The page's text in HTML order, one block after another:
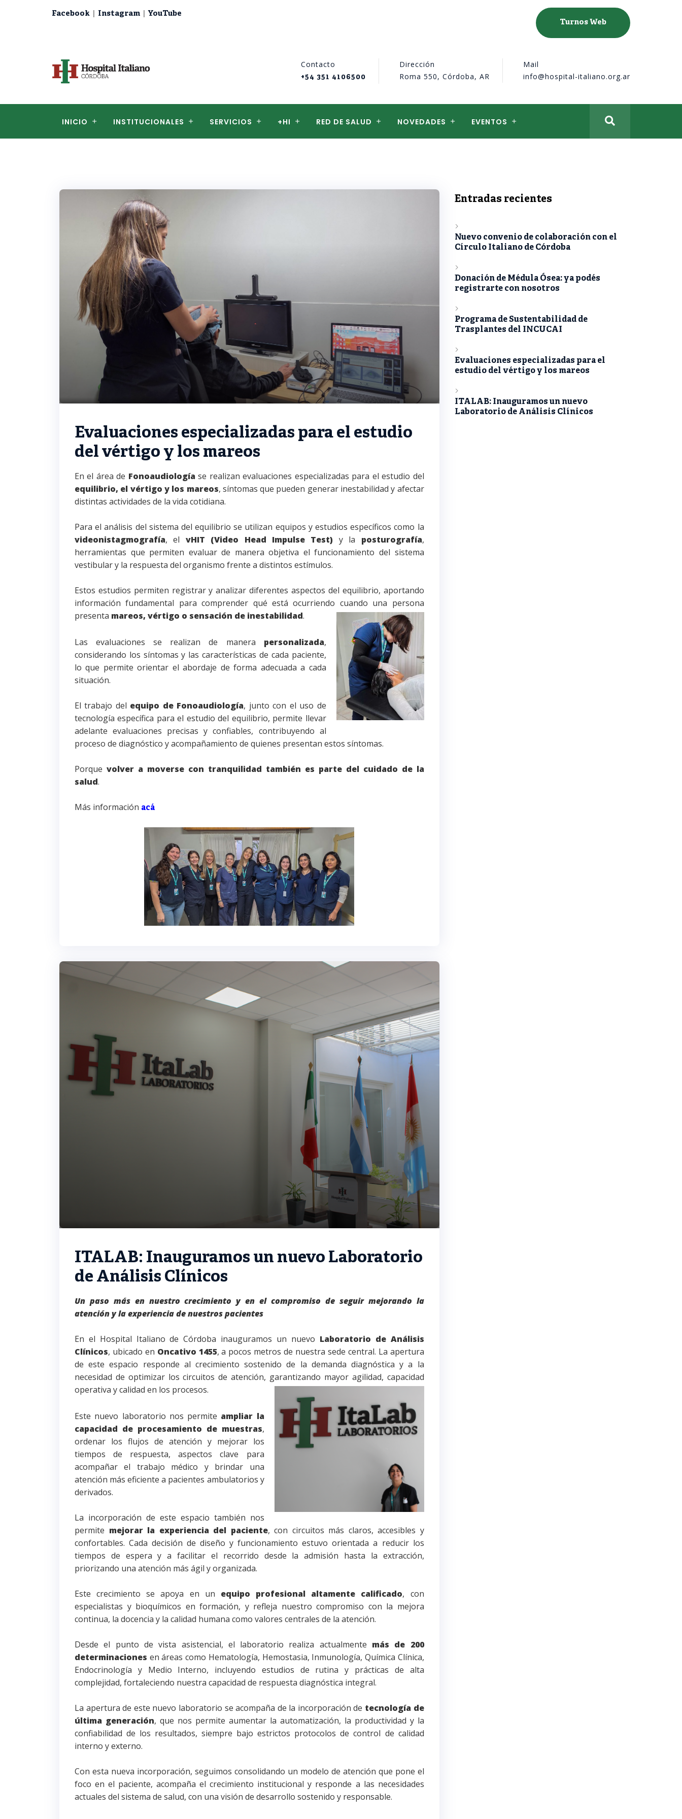
Facebook | Instagram |YouTube
Turnos Web
Contacto
+54 351 4106500
Dirección
Roma 550, Córdoba, AR
Mail
info@hospital-italiano.org.ar
INICIO INSTITUCIONALES SERVICIOS +HI RED DE SALUD NOVEDADES EVENTOS
Evaluaciones especializadas para el estudio
del vértigo y los mareos
En el área de Fonoaudiología se realizan evaluaciones especializadas para el estudio del
equilibrio, el vértigo y los mareos, síntomas que pueden generar inestabilidad y afectar
distintas actividades de la vida cotidiana.
Para el análisis del sistema del equilibrio se utilizan equipos y estudios específicos como la
videonistagmografía, el vHIT (Video Head Impulse Test) y la posturografía,
herramientas que permiten evaluar de manera objetiva el funcionamiento del sistema
vestibular y la respuesta del organismo frente a distintos estímulos.
Estos estudios permiten registrar y analizar diferentes aspectos del equilibrio, aportando
información fundamental para comprender qué está ocurriendo cuando una persona
presenta mareos, vértigo o sensación de inestabilidad.
Las evaluaciones se realizan de manera personalizada,
considerando los síntomas y las características de cada paciente,
lo que permite orientar el abordaje de forma adecuada a cada
situación.
El trabajo del equipo de Fonoaudiología, junto con el uso de
tecnología específica para el estudio del equilibrio, permite llevar
adelante evaluaciones precisas y confiables, contribuyendo al
proceso de diagnóstico y acompañamiento de quienes presentan estos síntomas.
Porque volver a moverse con tranquilidad también es parte del cuidado de la
salud.
Más información acá
ITALAB: Inauguramos un nuevo Laboratorio
de Análisis Clínicos
Un paso más en nuestro crecimiento y en el compromiso de seguir mejorando la
atención y la experiencia de nuestros pacientes
En el Hospital Italiano de Córdoba inauguramos un nuevo Laboratorio de Análisis
Clínicos, ubicado en Oncativo 1455, a pocos metros de nuestra sede central. La apertura
de este espacio responde al crecimiento sostenido de la demanda diagnóstica y a la
necesidad de optimizar los circuitos de atención, garantizando mayor agilidad, capacidad
operativa y calidad en los procesos.
Este nuevo laboratorio nos permite ampliar la
capacidad de procesamiento de muestras,
ordenar los flujos de atención y mejorar los
tiempos de respuesta, aspectos clave para
acompañar el trabajo médico y brindar una
atención más eficiente a pacientes ambulatorios y
derivados.
La incorporación de este espacio también nos
permite mejorar la experiencia del paciente, con circuitos más claros, accesibles y
confortables. Cada decisión de diseño y funcionamiento estuvo orientada a reducir los
tiempos de espera y a facilitar el recorrido desde la admisión hasta la extracción,
priorizando una atención más ágil y organizada.
Este crecimiento se apoya en un equipo profesional altamente calificado, con
especialistas y bioquímicos en formación, y refleja nuestro compromiso con la mejora
continua, la docencia y la calidad humana como valores centrales de la atención.
Desde el punto de vista asistencial, el laboratorio realiza actualmente más de 200
determinaciones en áreas como Hematología, Hemostasia, Inmunología, Química Clínica,
Endocrinología y Medio Interno, incluyendo estudios de rutina y prácticas de alta
complejidad, fortaleciendo nuestra capacidad de respuesta diagnóstica integral.
La apertura de este nuevo laboratorio se acompaña de la incorporación de tecnología de
última generación, que nos permite aumentar la automatización, la productividad y la
confiabilidad de los resultados, siempre bajo estrictos protocolos de control de calidad
interno y externo.
Con esta nueva incorporación, seguimos consolidando un modelo de atención que pone el
foco en el paciente, acompaña el crecimiento institucional y responde a las necesidades
actuales del sistema de salud, con una visión de desarrollo sostenido y responsable.
Entradas recientes
Nuevo convenio de colaboración con el
Círculo Italiano de Córdoba
Donación de Médula Ósea: ya podés
registrarte con nosotros
Programa de Sustentabilidad de
Trasplantes del INCUCAI
Evaluaciones especializadas para el
estudio del vértigo y los mareos
ITALAB: Inauguramos un nuevo
Laboratorio de Análisis Clínicos